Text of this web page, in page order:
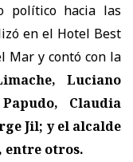
político hacia las
en el Hotel Best
Mar y contó con la
Luciano
Claudia
Jil; y el alcalde
entre otros.